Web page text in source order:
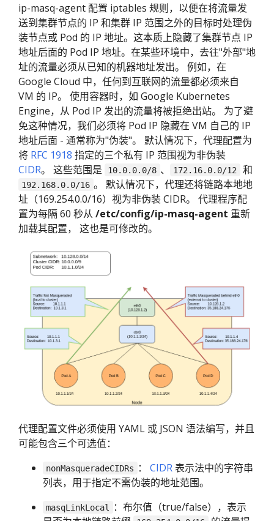
ip-masq-agent 配置 iptables 规则，以便在将流量发
送到集群节点的 IP 和集群 IP 范围之外的目标时处理伪
装节点或 Pod 的 IP 地址。这本质上隐藏了集群节点 IP
地址后面的 Pod IP 地址。在某些环境中，去往"外部"地
址的流量必须从已知的机器地址发出。 例如，在
Google Cloud 中，任何到互联网的流量都必须来自
VM 的 IP。 使用容器时，如 Google Kubernetes
Engine，从 Pod IP 发出的流量将被拒绝出站。 为了避
免这种情况，我们必须将 Pod IP 隐藏在 VM 自己的 IP
地址后面 - 通常称为"伪装"。 默认情况下，代理配置为
将 RFC 1918 指定的三个私有 IP 范围视为非伪装
CIDR。 这些范围是 10.0.0.0/8 、 172.16.0.0/12 和
192.168.0.0/16 。 默认情况下，代理还将链路本地地
址（169.254.0.0/16）视为非伪装 CIDR。 代理程序配
置为每隔 60 秒从 /etc/config/ip-masq-agent 重新
加载其配置， 这也是可修改的。
代理配置文件必须使用 YAML 或 JSON 语法编写，并且
可能包含三个可选值：
nonMasqueradeCIDRs ： CIDR表示法中的字符串
列表，用于指定不需伪装的地址范围。
masqLinkLocal
：布尔值（true/false），表示